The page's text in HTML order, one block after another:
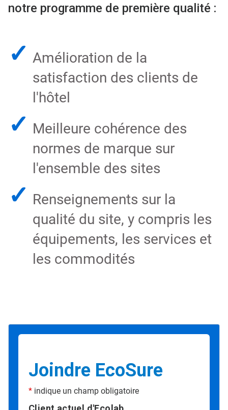
notre programme de première qualité :
✓ Amélioration de la
satisfaction des clients de
l'hôtel​​​​​​​
✓ Meilleure cohérence des
normes de marque sur
l'ensemble des sites​​​​​​​
✓ Renseignements sur la
qualité du site, y compris les
équipements, les services et
les commodités
Joindre EcoSure
* indique un champ obligatoire